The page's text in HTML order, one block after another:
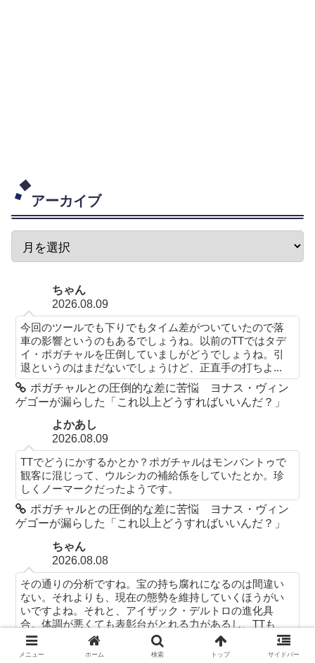
アーカイブ
ちゃん
2026.08.09
今回のツールでも下りでもタイム差がついていたので落
車の影響というのもあるでしょうね。以前のTTではタデ
イ・ポガチャルを圧倒していましがどうでしょうね。引
退というのはまだないでしょうけど、正直手の打ちよ...
ポガチャルとの圧倒的な差に苦悩 ヨナス・ヴィン
ゲゴーが漏らした「これ以上どうすればいいんだ？」
よかあし
2026.08.09
TTでどうにかするかとか？ポガチャルはモンバントゥで
観客に混じって、ウルシカの補給係をしていたとか。珍
しくノーマークだったようです。
ポガチャルとの圧倒的な差に苦悩 ヨナス・ヴィン
ゲゴーが漏らした「これ以上どうすればいいんだ？」
ちゃん
2026.08.08
その通りの分析ですね。宝の持ち腐れになるのは間違い
ない。それよりも、現在の態勢を維持していくほうがい
いですよね。それと、アイザック・デルトロの進化具
合。体調が悪くても表彰台がとれる力があるし、TTも
進...
アイザック・デルトロがUAE Team Emirates - XRG
メニュー ホーム 検索 トップ サイドバー